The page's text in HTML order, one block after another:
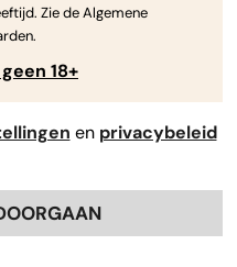
Zie de Algemene
18+
en privacybeleid